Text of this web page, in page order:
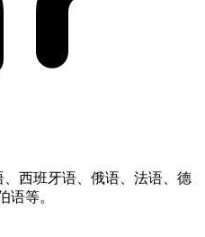
西班牙语、俄语、法语、德
语等。